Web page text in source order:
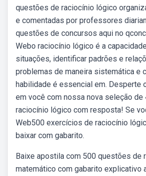
questões de raciocínio lógico
e comentadas por professores
questões de concursos aqui no
Webo raciocínio lógico é a
situações, identificar padrões e
problemas de maneira sistemática e
habilidade é essencial em. Desperte
em você com nossa nova seleção
raciocínio lógico com resposta! Se
Web500 exercícios de raciocínio
baixar com gabarito.
Baixe apostila com 500 questões de
matemático com gabarito explicativo